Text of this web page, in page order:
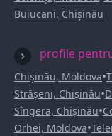
Buiucani, Chișinău
profile
Chișinău, Moldova•
Strășeni, Chișinău•
Sîngera, Chișinău•
Orhei, Moldova•